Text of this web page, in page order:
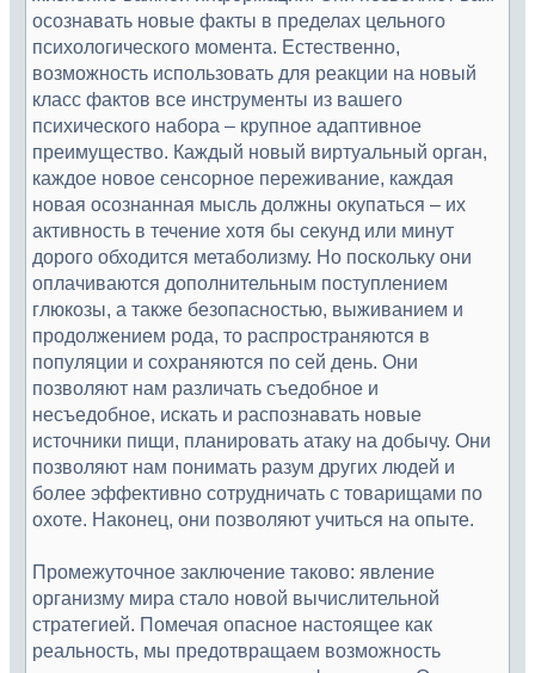
осознавать новые факты в пределах цельного
психологического момента. Естественно,
возможность использовать для реакции на новый
класс фактов все инструменты из вашего
психического набора – крупное адаптивное
преимущество. Каждый новый виртуальный орган,
каждое новое сенсорное переживание, каждая
новая осознанная мысль должны окупаться – их
активность в течение хотя бы секунд или минут
дорого обходится метаболизму. Но поскольку они
оплачиваются дополнительным поступлением
глюкозы, а также безопасностью, выживанием и
продолжением рода, то распространяются в
популяции и сохраняются по сей день. Они
позволяют нам различать съедобное и
несъедобное, искать и распознавать новые
источники пищи, планировать атаку на добычу. Они
позволяют нам понимать разум других людей и
более эффективно сотрудничать с товарищами по
охоте. Наконец, они позволяют учиться на опыте.
Промежуточное заключение таково: явление
организму мира стало новой вычислительной
стратегией. Помечая опасное настоящее как
реальность, мы предотвращаем возможность